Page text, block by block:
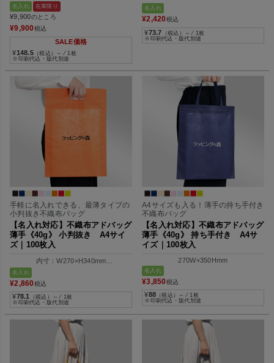
名入れ 在庫限り
¥9,900のところ
¥9,900税込
SALE価格
¥148.5 （税込）～ ⁄ 1枚
※印刷代込・版代別途
名入れ
¥2,420税込
¥73.7 （税込）～ ⁄ 1枚
※印刷代込・版代別途
手軽に名入れできる、最薄タイプの
小判抜き不織布バッグ
【名入れ対応】不織布アドバッグ
薄手《40g》 小判抜き A4サイ
ズ｜100枚入
内寸：W270×H340mm
名入れ
¥2,860税込
¥78.1
（税込）～ ⁄ 1枚
※印刷代込・版代別途
A4サイズも入る！薄手の持ち手付き
不織布バッグ
【名入れ対応】不織布アドバッグ
薄手《40g》 持ち手付き A4サ
イズ｜100枚入
270W×350Hmm
名入れ
¥3,850税込
¥88 （税込）～ ⁄ 1枚
※印刷代込・版代別途